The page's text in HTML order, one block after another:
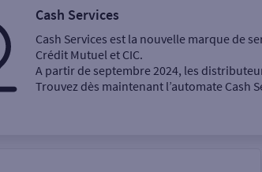
Ma recherche
Cash Services
Cash Services est la nouvelle marque de
Crédit Mutuel et CIC.
A partir de septembre 2024, les
Trouvez dès maintenant l’automate Cash